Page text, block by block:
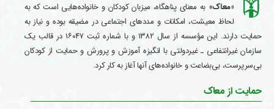
«معاک» به معنای پناهگاه، میزبان کودکان و خانواده‌هایی است که به
لحاظ معیشت، امکانات و مددهای اجتماعی در مضیقه بوده و نیاز به
حمایت دارند. این مؤسسه از سال ۱۳۸۲ و با شماره ثبت ۱۶۰۴۷ در قالب یک
سازمان غیرانتفاعی ـ غیردولتی با انگیزه آموزش و پرورش و حمایت از کودکان
بی‌سرپرست، بی‌بضاعت و خانواده‌های آنها آغاز به کار کرد.
حمایت از معاک